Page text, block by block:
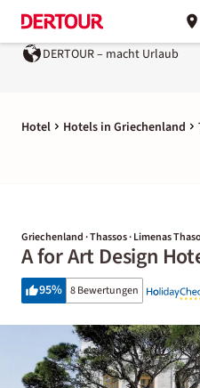
DERTOUR – macht Urlaub
Hotel Hotels in Griechenland
Griechenland · Thassos · Limenas
A for Art Design
95% 8 Bewertungen